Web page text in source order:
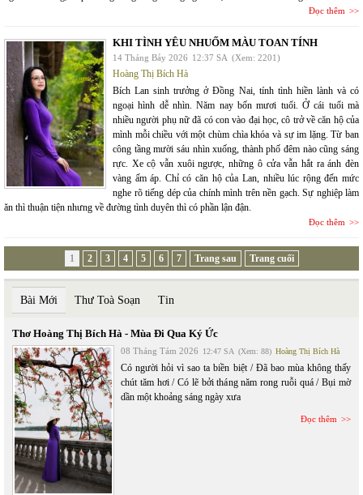
Đọc thêm
KHI TÌNH YÊU NHUỐM MÀU TOAN TÍNH
14 Tháng Bảy 2026 12:37 SA (Xem: 2201)
Hoàng Thị Bích Hà
Bích Lan sinh trưởng ở Đồng Nai, tính tình hiền lành và có
ngoại hình dễ nhìn. Năm nay bốn mươi tuổi. Ở cái tuổi mà
nhiều người phụ nữ đã có con vào đại học, cô trở về căn hộ của
mình mỗi chiều với một chùm chìa khóa và sự im lặng. Từ ban
công tầng mười sáu nhìn xuống, thành phố đêm nào cũng sáng
rực. Xe cộ vẫn xuôi ngược, những ô cửa vẫn hắt ra ánh đèn
vàng ấm áp. Chỉ có căn hộ của Lan, nhiều lúc rộng đến mức
nghe rõ tiếng dép của chính mình trên nền gạch. Sự nghiệp làm
ăn thì thuận tiện nhưng về đường tình duyên thì có phần lận đận.
Đọc thêm
1 2 3 4 5 6 7 Trang sau Trang cuối
Bài Mới Thư Toà Soạn Tin
Thơ Hoàng Thị Bích Hà - Mùa Đi Qua Ký Ức
08 Tháng Tám 2026 12:47 SA (Xem: 88) Hoàng Thị Bích Hà
Có người hỏi vì sao ta biền biệt / Đã bao mùa không thấy
chút tăm hơi / Có lẽ bởi tháng năm rong ruỗi quá / Bụi mờ
dần một khoảng sáng ngày xưa
Đọc thêm